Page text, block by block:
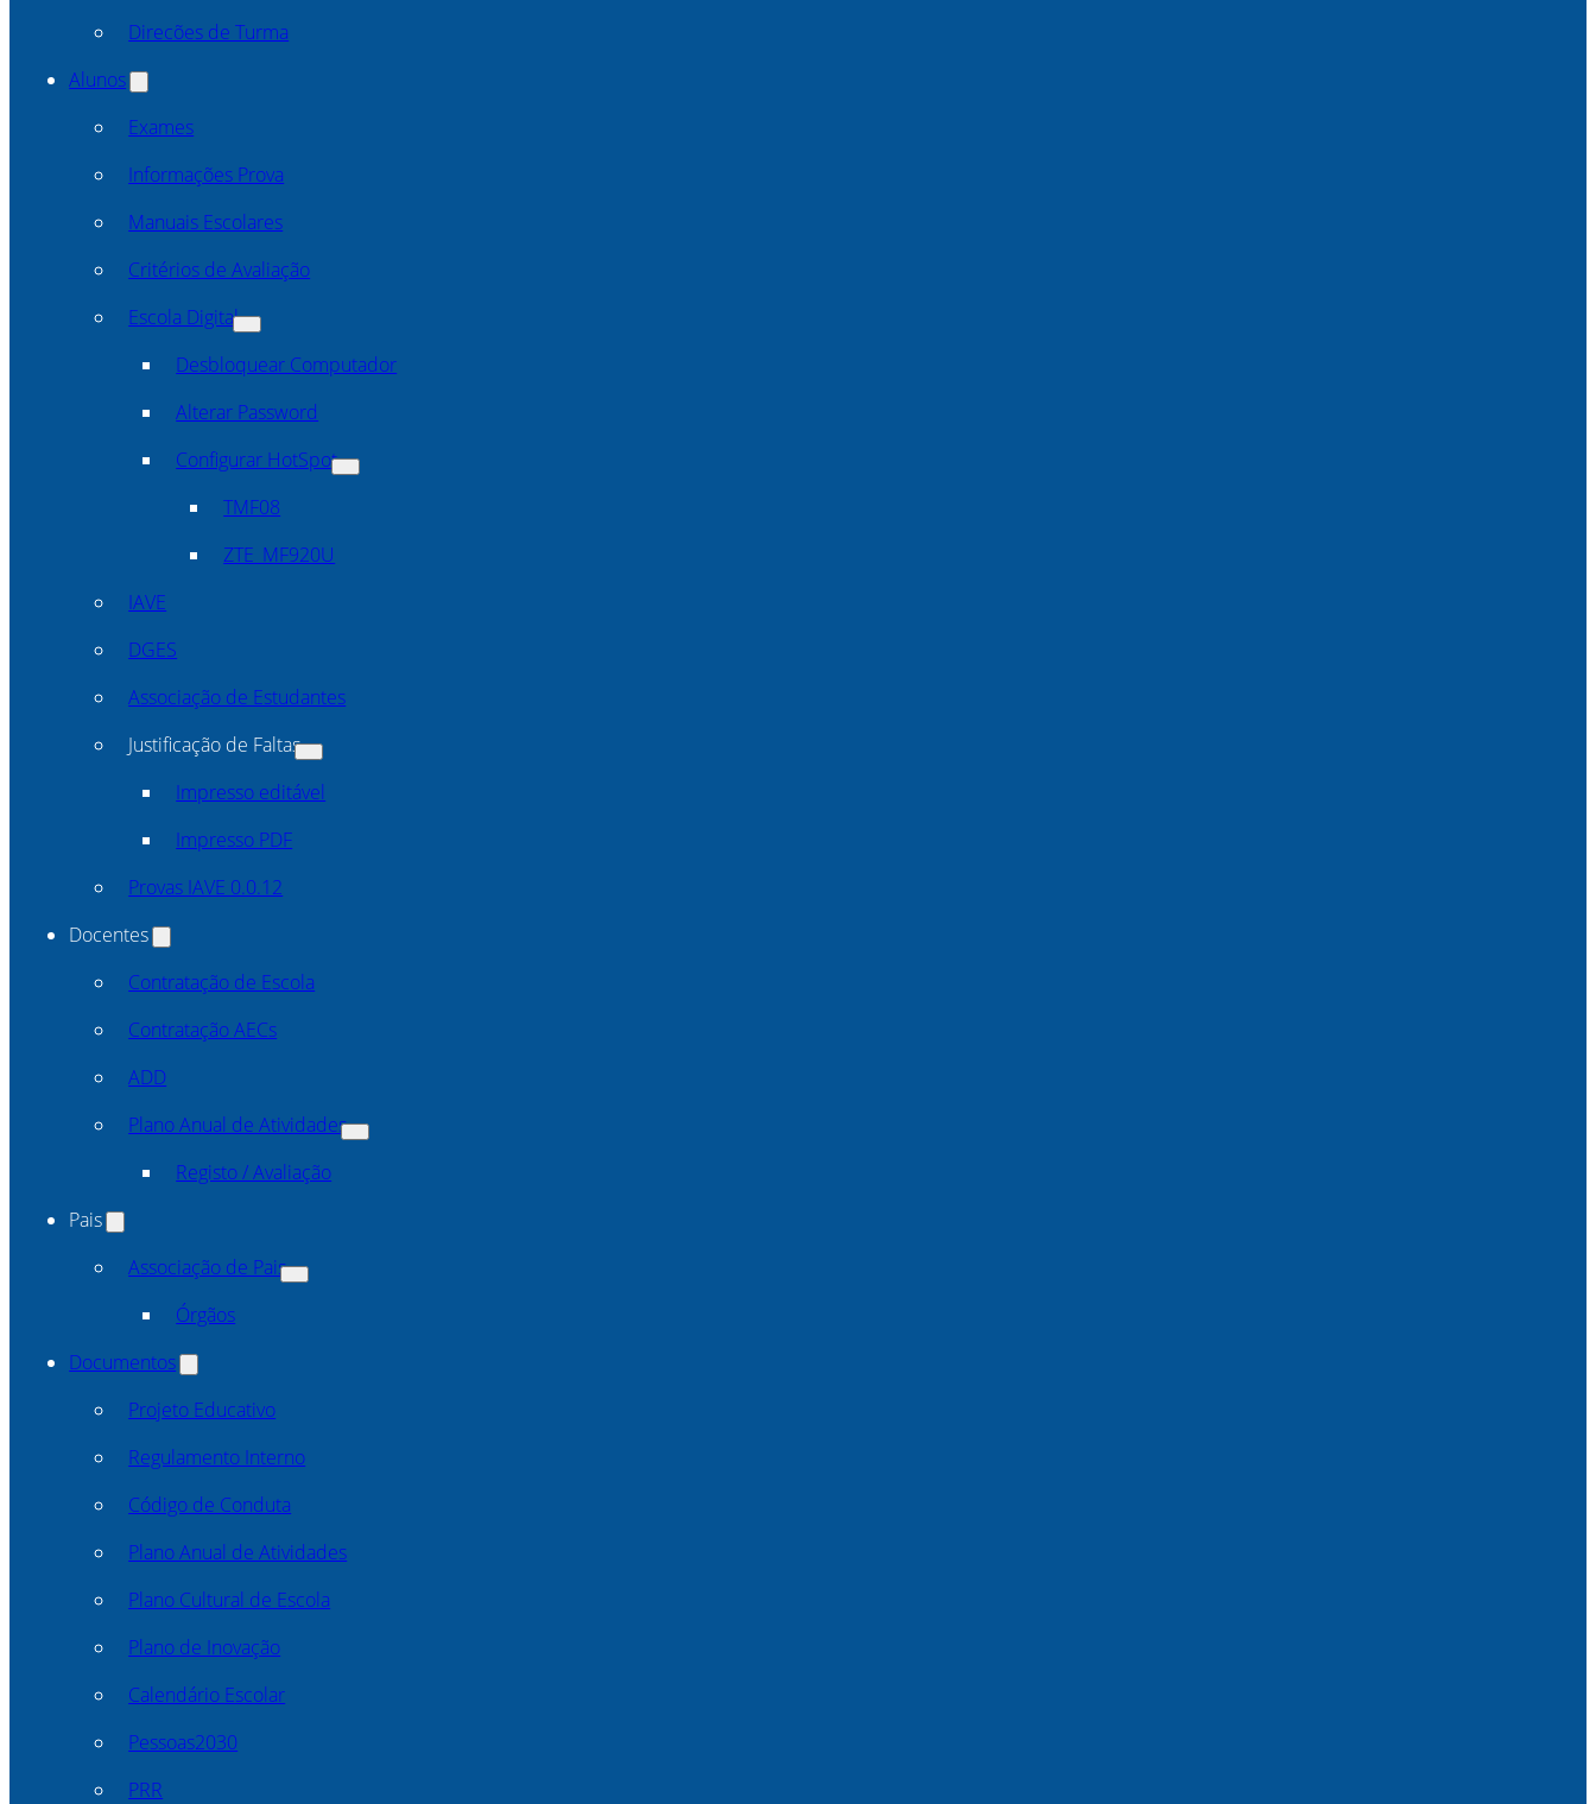
Direcões de Turma
Alunos
Exames
Informações Prova
Manuais Escolares
Critérios de Avaliação
Escola Digital
Desbloquear Computador
Alterar Password
Configurar HotSpot
TMF08
ZTE_MF920U
IAVE
DGES
Associação de Estudantes
Justificação de Faltas
Impresso editável
Impresso PDF
Provas IAVE 0.0.12
Docentes
Contratação de Escola
Contratação AECs
ADD
Plano Anual de Atividades
Registo / Avaliação
Pais
Associação de Pais
Órgãos
Documentos
Projeto Educativo
Regulamento Interno
Código de Conduta
Plano Anual de Atividades
Plano Cultural de Escola
Plano de Inovação
Calendário Escolar
Pessoas2030
PRR